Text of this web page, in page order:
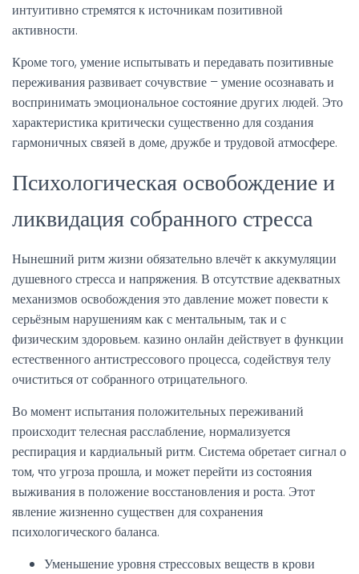
интуитивно стремятся к источникам позитивной
активности.
Кроме того, умение испытывать и передавать позитивные
переживания развивает сочувствие – умение осознавать и
воспринимать эмоциональное состояние других людей. Это
характеристика критически существенно для создания
гармоничных связей в доме, дружбе и трудовой атмосфере.
Психологическая освобождение и
ликвидация собранного стресса
Нынешний ритм жизни обязательно влечёт к аккумуляции
душевного стресса и напряжения. В отсутствие адекватных
механизмов освобождения это давление может повести к
серьёзным нарушениям как с ментальным, так и с
физическим здоровьем. казино онлайн действует в функции
естественного антистрессового процесса, содействуя телу
очиститься от собранного отрицательного.
Во момент испытания положительных переживаний
происходит телесная расслабление, нормализуется
респирация и кардиальный ритм. Система обретает сигнал о
том, что угроза прошла, и может перейти из состояния
выживания в положение восстановления и роста. Этот
явление жизненно существен для сохранения
психологического баланса.
Уменьшение уровня стрессовых веществ в крови